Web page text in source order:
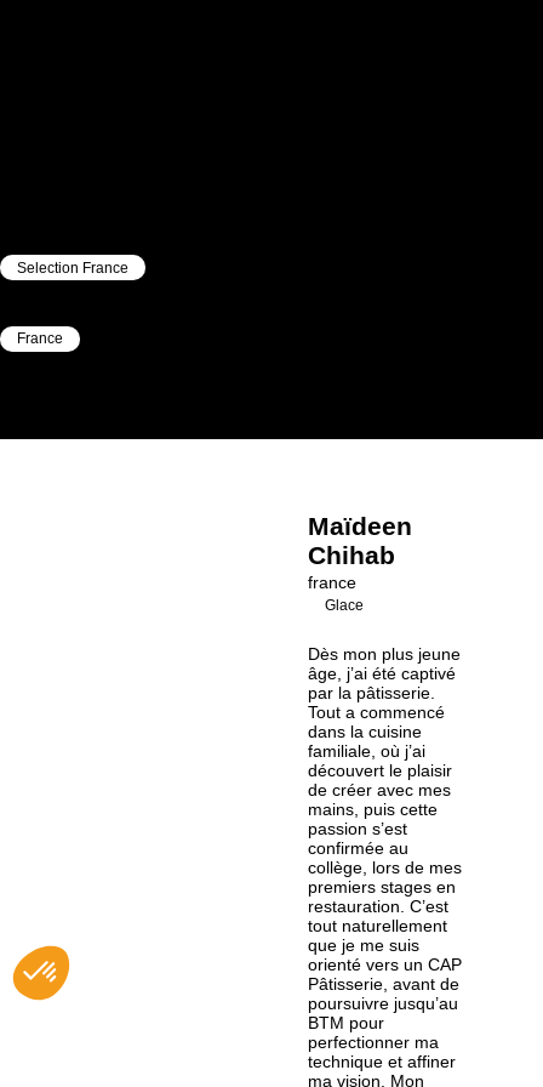
Selection France
France
Maïdeen
Chihab
france
Glace
Dès mon plus jeune
âge, j’ai été captivé
par la pâtisserie.
Tout a commencé
dans la cuisine
familiale, où j’ai
découvert le plaisir
de créer avec mes
mains, puis cette
passion s’est
confirmée au
collège, lors de mes
premiers stages en
restauration. C’est
tout naturellement
que je me suis
orienté vers un CAP
Pâtisserie, avant de
poursuivre jusqu’au
BTM pour
perfectionner ma
technique et affiner
ma vision. Mon